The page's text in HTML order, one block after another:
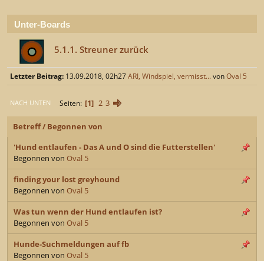
Unter-Boards
5.1.1. Streuner zurück
Letzter Beitrag: 13.09.2018, 02h27ARI, Windspiel, vermisst... vonOval 5
NACH UNTEN Seiten 1 2 3
Betreff/ Begonnen von
'Hund entlaufen - Das A und O sind die Futterstellen'
Begonnen von Oval 5
finding your lost greyhound
Begonnen von Oval 5
Was tun wenn der Hund entlaufen ist?
Begonnen von Oval 5
Hunde-Suchmeldungen auf fb
Begonnen von Oval 5